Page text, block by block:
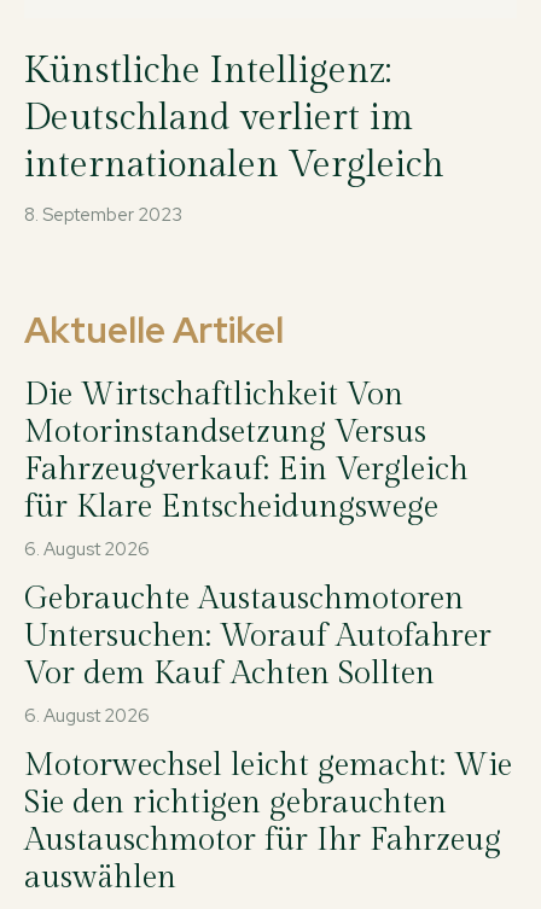
Künstliche Intelligenz:
Deutschland verliert im
internationalen Vergleich
8. September 2023
Aktuelle Artikel
Die Wirtschaftlichkeit Von
Motorinstandsetzung Versus
Fahrzeugverkauf: Ein Vergleich
für Klare Entscheidungswege
6. August 2026
Gebrauchte Austauschmotoren
Untersuchen: Worauf Autofahrer
Vor dem Kauf Achten Sollten
6. August 2026
Motorwechsel leicht gemacht: Wie
Sie den richtigen gebrauchten
Austauschmotor für Ihr Fahrzeug
auswählen